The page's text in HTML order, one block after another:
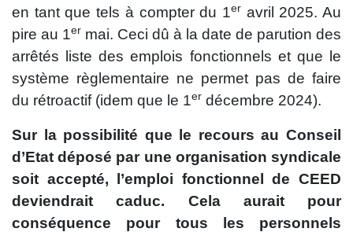
en tant que tels à compter du 1eravril 2025. Au
pire au 1er mai. Ceci dû à la date de parution des
arrêtés liste des emplois fonctionnels et que le
système règlementaire ne permet pas de faire
du rétroactif (idem que le 1er décembre 2024).
Sur la possibilité que le recours au Conseil
d’Etat déposé par une organisation syndicale
soit accepté, l’emploi fonctionnel de CEED
deviendrait caduc. Cela aurait pour
conséquence pour tous les personnels